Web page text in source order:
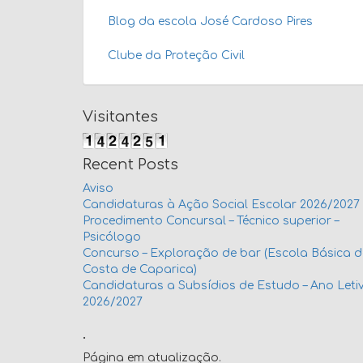
Blog da escola José Cardoso Pires
Clube da Proteção Civil
Visitantes
Recent Posts
Aviso
Candidaturas à Ação Social Escolar 2026/2027
Procedimento Concursal – Técnico superior –
Psicólogo
Concurso – Exploração de bar (Escola Básica
Costa de Caparica)
Candidaturas a Subsídios de Estudo – Ano
2026/2027
.
Página em atualização.